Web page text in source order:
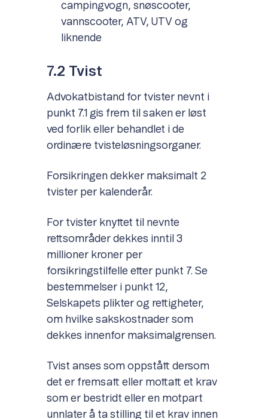
campingvogn, snøscooter,
vannscooter, ATV, UTV og
liknende
7.2 Tvist
Advokatbistand for tvister nevnt i
punkt 7.1 gis frem til saken er løst
ved forlik eller behandlet i de
ordinære tvisteløsningsorganer.
Forsikringen dekker maksimalt 2
tvister per kalenderår.
For tvister knyttet til nevnte
rettsområder dekkes inntil 3
millioner kroner per
forsikringstilfelle etter punkt 7. Se
bestemmelser i punkt 12,
Selskapets plikter og rettigheter,
om hvilke sakskostnader som
dekkes innenfor maksimalgrensen.
Tvist anses som oppstått dersom
det er fremsatt eller mottatt et krav
som er bestridt eller en motpart
unnlater å ta stilling til et krav innen